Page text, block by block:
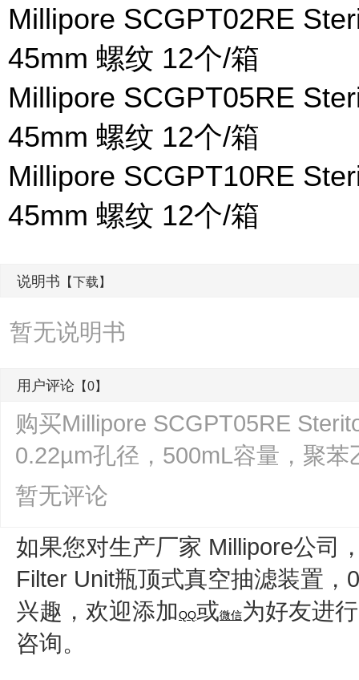
Millipore SCGPT02RE
45mm 螺纹 12个/箱
Millipore SCGPT05RE
45mm 螺纹 12个/箱
Millipore SCGPT10RE
45mm 螺纹 12个/箱
说明书 【下载】
暂无说明书
用户评论 【0】
购买Millipore SCGPT05RE
0.22µm孔径，500mL容量，聚
暂无评论
如果您对生产厂家 Millipore公司
Filter Unit瓶顶式真空抽滤装置
兴趣，欢迎添加QQ或微信为好友进
咨询。